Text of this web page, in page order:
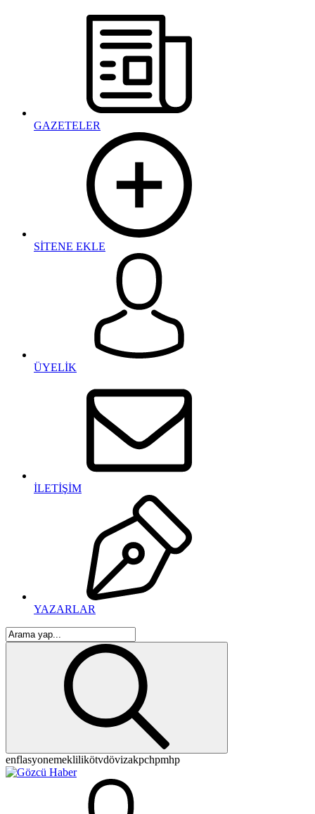
GAZETELER
SİTENE EKLE
ÜYELİK
İLETİŞİM
YAZARLAR
enflasyonemeklilikötvdövizakpchpmhp